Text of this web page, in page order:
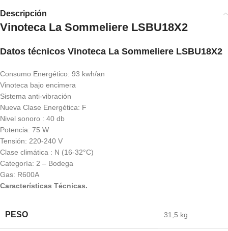
Descripción
Vinoteca La Sommeliere LSBU18X2
Datos técnicos Vinoteca La Sommeliere LSBU18X2
Consumo Energético: 93 kwh/an
Vinoteca bajo encimera
Sistema anti-vibración
Nueva Clase Energética: F
Nivel sonoro : 40 db
Potencia: 75 W
Tensión: 220-240 V
Clase climática : N (16-32°C)
Categoría: 2 – Bodega
Gas: R600A
Características Técnicas.
PESO 31,5 kg